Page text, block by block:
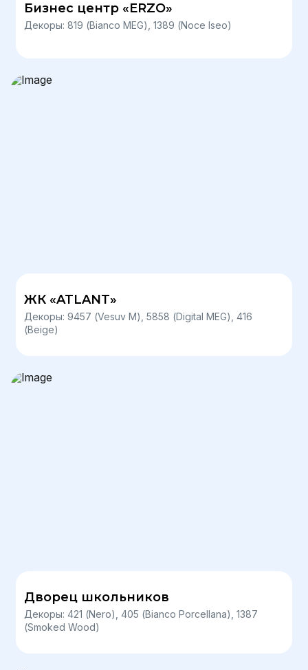
Бизнес центр «ERZO»
Декоры: 819 (Bianco MEG), 1389 (Noce Iseo)
ЖК «ATLANT»
Декоры: 9457 (Vesuv М), 5858 (Digital MEG), 416
(Beige)
Дворец школьников
Декоры: 421 (Nero), 405 (Bianco Porcellana), 1387
(Smoked Wood)